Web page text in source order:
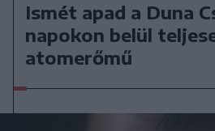
Ismét apad a Duna
napokon belül
atomerőmű